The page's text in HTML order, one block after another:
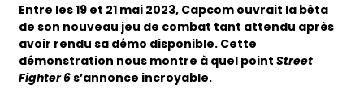
Entre les 19 et 21 mai 2023, Capcom ouvrait la bêta
de son nouveau jeu de combat tant attendu après
avoir rendu sa démo disponible. Cette
démonstration nous montre à quel pointStreet
Fighter 6s’annonce incroyable.